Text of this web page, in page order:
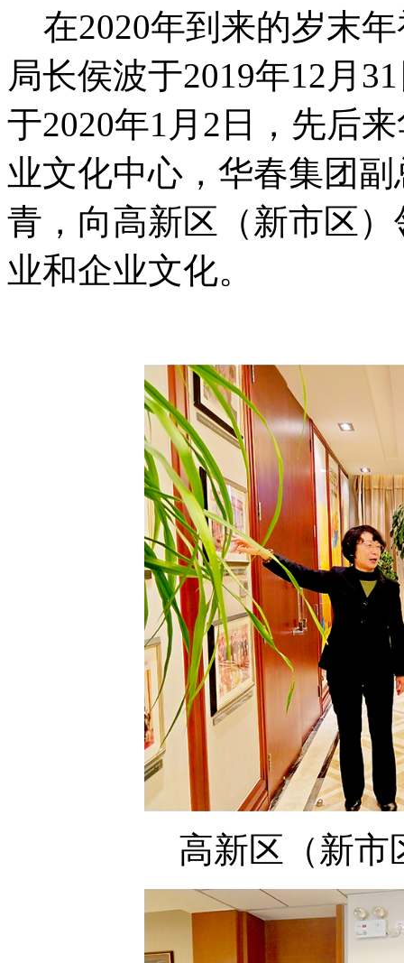
在2020年到来的岁末
局长侯波于2019年12月
于2020年1月2日，先后
业文化中心，华春集团
青，向高新区（新市区
业和企业文化。
高新区（新市